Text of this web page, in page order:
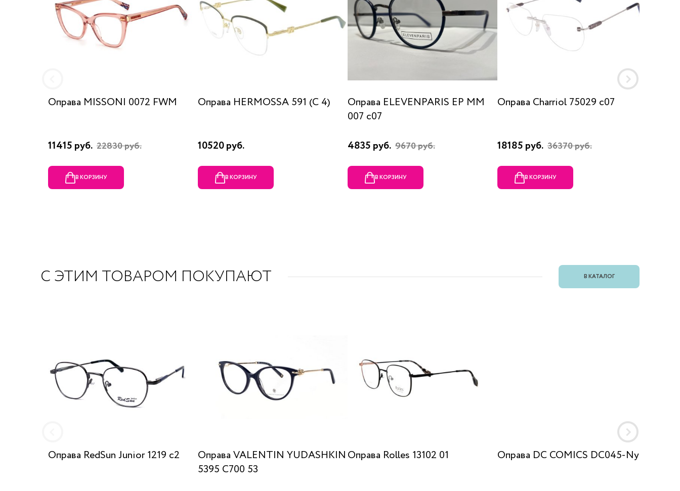
Оправа MISSONI 0072 FWM
11415 руб. 22830 руб.
В КОРЗИНУ
Оправа HERMOSSA 591 (C 4)
10520 руб.
В КОРЗИНУ
Оправа ELEVENPARIS EP MM
007 c07
4835 руб. 9670 руб.
В КОРЗИНУ
Оправа Charriol 75029 c07
18185 руб. 36370 руб.
В КОРЗИНУ
С ЭТИМ ТОВАРОМ ПОКУПАЮТ В КАТАЛОГ
Оправа RedSun Junior 1219 c2
Оправа VALENTIN YUDASHKIN
5395 C700 53
Оправа Rolles 13102 01 Оправа DC COMICS DC045-Ny